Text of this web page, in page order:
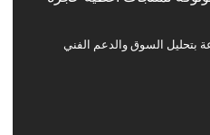
بتحليل السوق والدعم الفني